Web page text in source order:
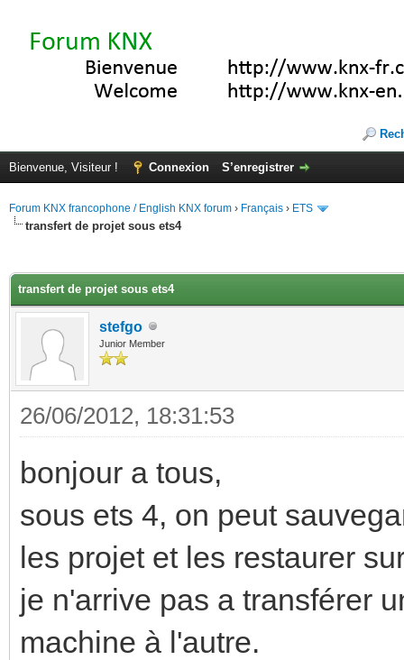
Bienvenue, Visiteur ! Connexion S’enregistrer
Forum KNX francophone / English KNX forum › Français › ETS
transfert de projet sous ets4
transfert de projet sous ets4
stefgo
Junior Member
26/06/2012, 18:31:53
bonjour a tous,
sous ets 4, on peut
les projet et les restaurer
je n'arrive pas a transférer
machine à l'autre.